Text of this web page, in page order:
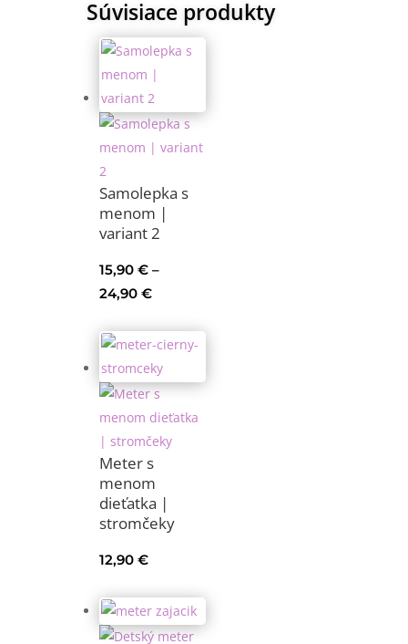
Súvisiace produkty
Samolepka s
menom |
variant 2
15,90 € –
24,90 €Price
15,90 €
through
24,90 €
Meter s
menom
dieťatka |
stromčeky
12,90 €